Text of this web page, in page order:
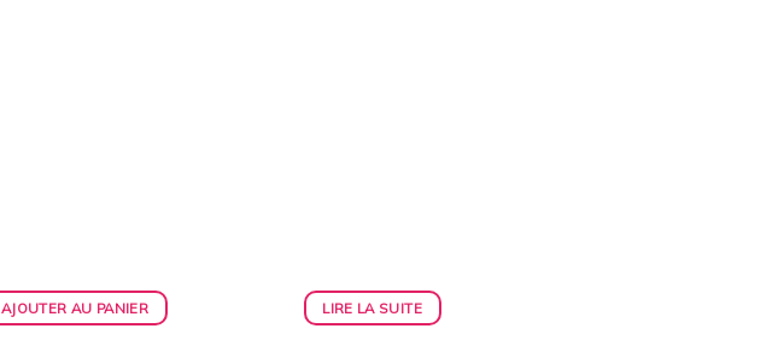
AJOUTER AU PANIER LIRE LA SUITE